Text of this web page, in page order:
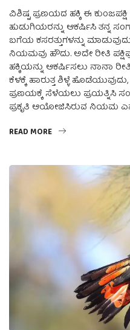
ವಿಶಿಷ್ಟ ಪ್ರಣಯದ ಹಕ್ಕಿ ಈ
ಹುಡುಗಿಯರನ್ನು ಆಕರ್ಷಿಸಿ ತನ್ನ
ಬಗೆಯ ಕಸರತ್ತುಗಳನ್ನು
ನಿಯಮವು ಹೌದು. ಅದೇ ರೀತಿ
ಹಕ್ಕಿಯನ್ನು ಆಕರ್ಷಿಸಲು ನಾನಾ
ಕೆಳಕ್ಕೆ ಹಾರುತ್ತ ಶಿಳ್ಳೆ
ಪ್ರಣಯಕ್ಕೆ ಸೆಳೆಯಲು ಪ್ರಯತ್ನಿಸಿ
ಪ್ರಕೃತಿ ಆಯೋಜಿಸಿರುವ ನಿಯಮ
READ MORE